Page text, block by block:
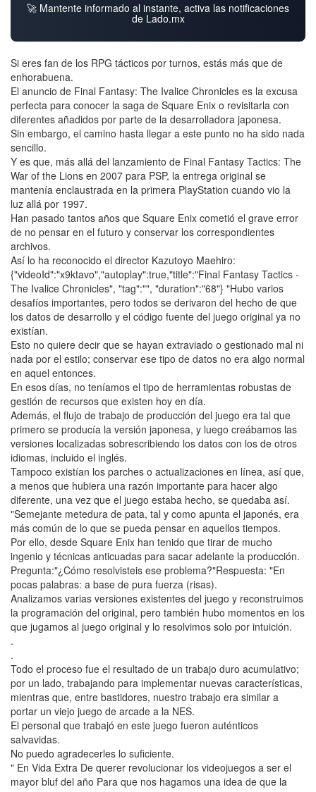
🚀 Mantente informado al instante, activa las notificaciones
de Lado.mx
Si eres fan de los RPG tácticos por turnos, estás más que de
enhorabuena.
El anuncio de Final Fantasy: The Ivalice Chronicles es la excusa
perfecta para conocer la saga de Square Enix o revisitarla con
diferentes añadidos por parte de la desarrolladora japonesa.
Sin embargo, el camino hasta llegar a este punto no ha sido nada
sencillo.
Y es que, más allá del lanzamiento de Final Fantasy Tactics: The
War of the Lions en 2007 para PSP, la entrega original se
mantenía enclaustrada en la primera PlayStation cuando vio la
luz allá por 1997.
Han pasado tantos años que Square Enix cometió el grave error
de no pensar en el futuro y conservar los correspondientes
archivos.
Así lo ha reconocido el director Kazutoyo Maehiro:
{"videoId":"x9ktavo","autoplay":true,"title":"Final Fantasy Tactics -
The Ivalice Chronicles", "tag":"", "duration":"68"} "Hubo varios
desafíos importantes, pero todos se derivaron del hecho de que
los datos de desarrollo y el código fuente del juego original ya no
existían.
Esto no quiere decir que se hayan extraviado o gestionado mal ni
nada por el estilo; conservar ese tipo de datos no era algo normal
en aquel entonces.
En esos días, no teníamos el tipo de herramientas robustas de
gestión de recursos que existen hoy en día.
Además, el flujo de trabajo de producción del juego era tal que
primero se producía la versión japonesa, y luego creábamos las
versiones localizadas sobrescribiendo los datos con los de otros
idiomas, incluido el inglés.
Tampoco existían los parches o actualizaciones en línea, así que,
a menos que hubiera una razón importante para hacer algo
diferente, una vez que el juego estaba hecho, se quedaba así.
"Semejante metedura de pata, tal y como apunta el japonés, era
más común de lo que se pueda pensar en aquellos tiempos.
Por ello, desde Square Enix han tenido que tirar de mucho
ingenio y técnicas anticuadas para sacar adelante la producción.
Pregunta:"¿Cómo resolvisteis ese problema?"Respuesta: "En
pocas palabras: a base de pura fuerza (risas).
Analizamos varias versiones existentes del juego y reconstruimos
la programación del original, pero también hubo momentos en los
que jugamos al juego original y lo resolvimos solo por intuición.
.
.
Todo el proceso fue el resultado de un trabajo duro acumulativo;
por un lado, trabajando para implementar nuevas características,
mientras que, entre bastidores, nuestro trabajo era similar a
portar un viejo juego de arcade a la NES.
El personal que trabajó en este juego fueron auténticos
salvavidas.
No puedo agradecerles lo suficiente.
" En Vida Extra De querer revolucionar los videojuegos a ser el
mayor bluf del año Para que nos hagamos una idea de que la